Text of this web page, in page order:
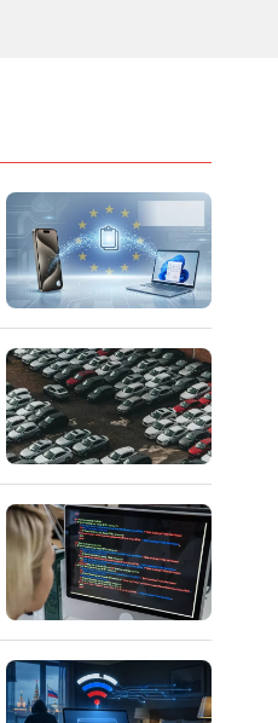
chytře zatlačil
otevřít dveře
vysvětluje, co
špioni číhají na